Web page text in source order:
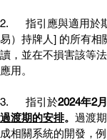
2.      指引應與適用
易）持牌人] 的所有相
讀，並在不損害該等
應用。
3.      指引於2024年2
過渡期的安排。 過渡
成相關系統的開發，例